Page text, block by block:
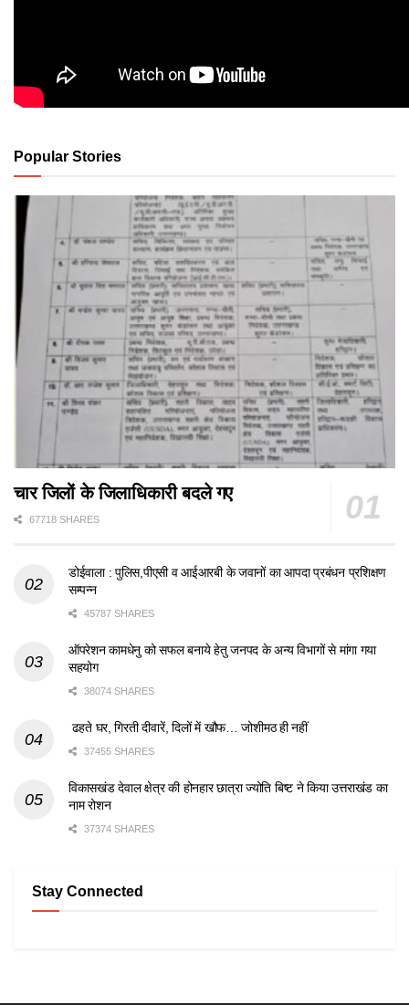
Popular Stories
चार जिलों के जिलाधिकारी बदले गए
67718 SHARES
डोईवाला : पुलिस,पीएसी व आईआरबी के जवानों का आपदा प्रबंधन प्रशिक्षण
सम्पन्न
45787 SHARES
ऑपरेशन कामधेनु को सफल बनाये हेतु जनपद के अन्य विभागों से मांगा गया
सहयोग
38074 SHARES
ढहते घर, गिरती दीवारें, दिलों में खौफ… जोशीमठ ही नहीं
37455 SHARES
विकासखंड देवाल क्षेत्र की होनहार छात्रा ज्योति बिष्ट ने किया उत्तराखंड का
नाम रोशन
37374 SHARES
Stay Connected